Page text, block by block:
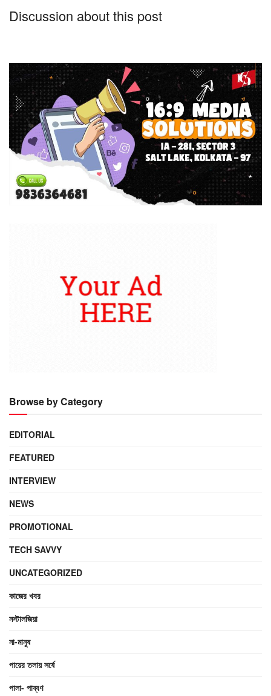
Discussion about this post
Browse by Category
EDITORIAL
FEATURED
INTERVIEW
NEWS
PROMOTIONAL
TECH SAVVY
UNCATEGORIZED
কাজের খবর
নস্টালজিয়া
না-মানুষ
পায়ের তলায় সর্ষে
পালা- পাব্বণ